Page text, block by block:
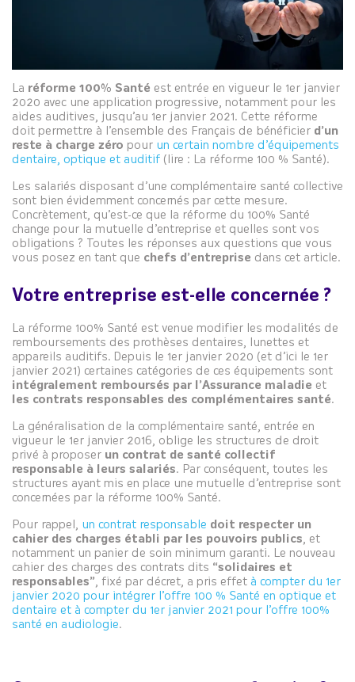
La réforme 100% Santé est entrée en vigueur le 1er janvier
2020 avec une application progressive, notamment pour les
aides auditives, jusqu’au 1er janvier 2021. Cette réforme
doit permettre à l’ensemble des Français de bénéficier d’un
reste à charge zéro pour un certain nombre d’équipements
dentaire, optique et auditif (lire : La réforme 100 % Santé).
Les salariés disposant d’une complémentaire santé collective
sont bien évidemment concernés par cette mesure.
Concrètement, qu’est-ce que la réforme du 100% Santé
change pour la mutuelle d’entreprise et quelles sont vos
obligations ? Toutes les réponses aux questions que vous
vous posez en tant que chefs d’entreprise dans cet article.
Votre entreprise est-elle concernée ?
La réforme 100% Santé est venue modifier les modalités de
remboursements des prothèses dentaires, lunettes et
appareils auditifs. Depuis le 1er janvier 2020 (et d’ici le 1er
janvier 2021) certaines catégories de ces équipements sont
intégralement remboursés par l’Assurance maladie et
les contrats responsables des complémentaires santé.
La généralisation de la complémentaire santé, entrée en
vigueur le 1er janvier 2016, oblige les structures de droit
privé à proposer un contrat de santé collectif
responsable à leurs salariés. Par conséquent, toutes les
structures ayant mis en place une mutuelle d’entreprise sont
concernées par la réforme 100% Santé.
Pour rappel, un contrat responsable doit respecter un
cahier des charges établi par les pouvoirs publics, et
notamment un panier de soin minimum garanti. Le nouveau
cahier des charges des contrats dits “solidaires et
responsables”, fixé par décret, a pris effet à compter du 1er
janvier 2020 pour intégrer l’offre 100 % Santé en optique et
dentaire et à compter du 1er janvier 2021 pour l’offre 100%
santé en audiologie.